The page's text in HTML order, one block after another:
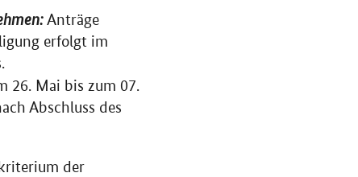
Anträge
erfolgt im
26. Mai bis zum 07.
Abschluss des
der